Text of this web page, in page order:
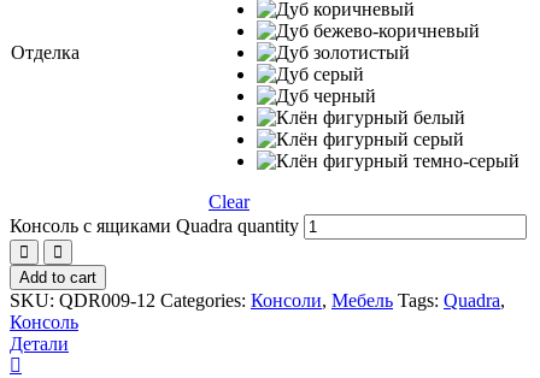
Отделка
Clear
Консоль с ящиками Quadra quantity
Add to cart
SKU: QDR009-12 Categories: Консоли, Мебель Tags: Quadra,
Консоль
Детали